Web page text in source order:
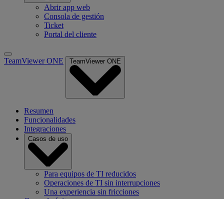
Abrir app web
Consola de gestión
Ticket
Portal del cliente
TeamViewer ONE TeamViewer ONE
Resumen
Funcionalidades
Integraciones
Casos de uso
Para equipos de TI reducidos
Operaciones de TI sin interrupciones
Una experiencia sin fricciones